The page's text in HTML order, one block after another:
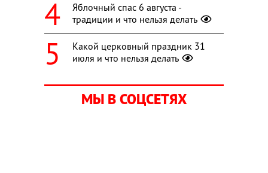
Яблочный спас 6 августа -
традиции и что нельзя делать
Какой церковный праздник 31
июля и что нельзя делать
МЫ В СОЦСЕТЯХ